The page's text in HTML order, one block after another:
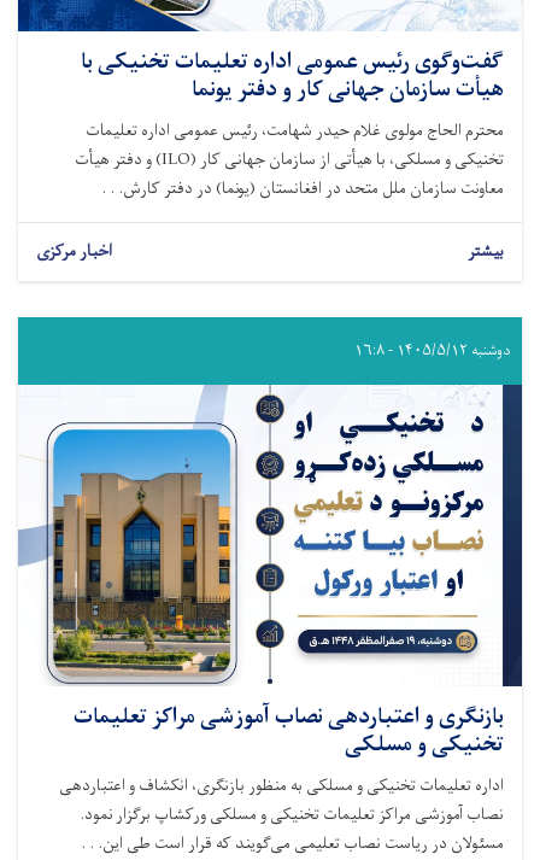
گفت‌وگوی رئیس عمومی اداره تعلیمات تخنیکی با
هیأت سازمان جهانی کار و دفتر یونما
محترم الحاج مولوی غلام حیدر شهامت، رئیس عمومی اداره تعلیمات
تخنیکی و مسلکی، با هیأتی از سازمان جهانی کار (ILO) و دفتر هیأت
معاونت سازمان ملل متحد در افغانستان (یونما) در دفتر کارش. . .
بیشتر اخبار مرکزی
دوشنبه ۱۴۰۵/۵/۱۲ - ۱۶:۸
بازنگری و اعتباردهی نصاب آموزشی مراکز تعلیمات
تخنیکی و مسلکی
اداره تعلیمات تخنیکی و مسلکی به منظور بازنگری، انکشاف و اعتباردهی
نصاب آموزشی مراکز تعلیمات تخنیکی و مسلکی ورکشاپ برگزار نمود.
مسئولان در ریاست نصاب تعلیمی می‌گویند که قرار است طی این. . .